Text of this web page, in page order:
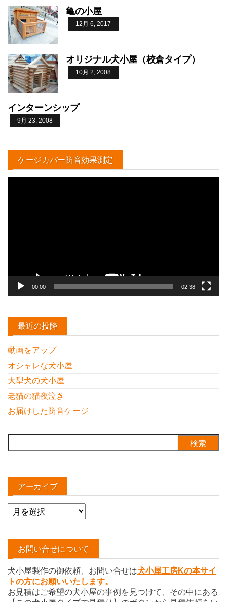
亀の小屋
12月 6, 2017
オリジナル犬小屋（校倉タイプ）
10月 2, 2008
インターンシップ
9月 23, 2008
ケージカバー防音効果測定
00:00 02:38
最近の投降
動画をアップ
オシャレな犬小屋
大型犬の犬小屋
老猫の猫夜泣き
お届けした防音ケージ
索:
アーカイブ
ア
ー
イ
お問い合せについて
犬小屋製作の御依頼、お問い合せは犬小屋工房Kの本サイ
トの方にお願いいたします。
お見積はご希望の犬小屋の事例を見つけて、その中にある